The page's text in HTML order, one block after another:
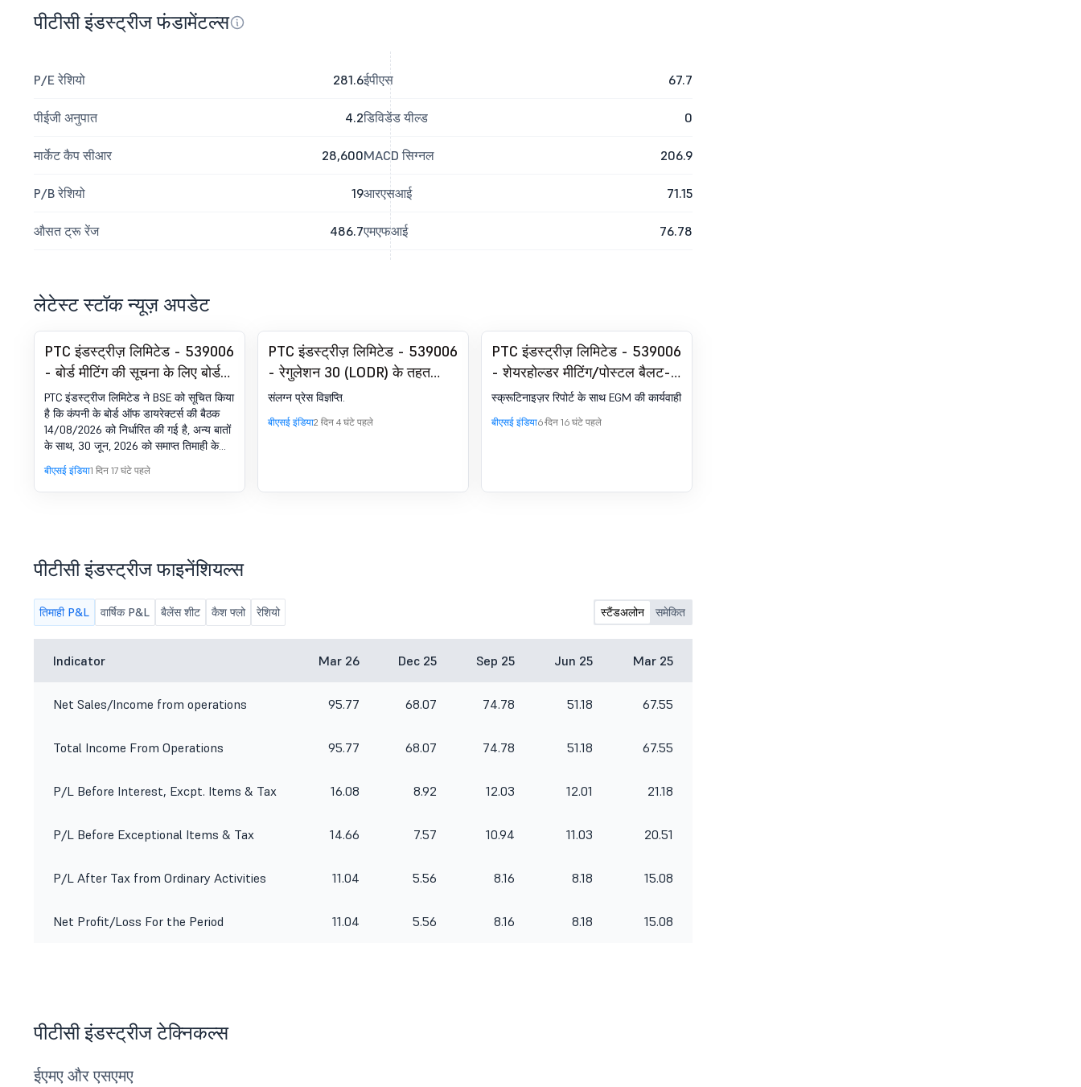
पीटीसी इंडस्ट्रीज फंडामेंटल्स
P/E रेशियो 281.6
पीईजी अनुपात 4.2
मार्केट कैप सीआर 28,600
P/B रेशियो 19
औसत ट्रू रेंज 486.7
ईपीएस 67.7
डिविडेंड यील्ड 0
MACD सिग्नल 206.9
आरएसआई 71.15
एमएफआई 76.78
लेटेस्ट स्टॉक न्यूज़ अपडेट
PTC इंडस्ट्रीज़ लिमिटेड - 539006
- बोर्ड मीटिंग की सूचना के लिए बोर्ड
मीटिंग की सूचना
PTC इंडस्ट्रीज लिमिटेड ने BSE को सूचित किया
है कि कंपनी के बोर्ड ऑफ डायरेक्टर्स की बैठक
14/08/2026 को निर्धारित की गई है, अन्य बातों
के साथ, 30 जून, 2026 को समाप्त तिमाही के
लिए अनऑडिटेड फाइनेंशियल परिणामों
(स्टैंडअलोन और कंसोलिडेटेड दोनों) पर विचार
करने और अप्रूव करने के लिए
बीएसई इंडिया1 दिन 17 घंटे पहले
PTC इंडस्ट्रीज़ लिमिटेड - 539006
- रेगुलेशन 30 (LODR) के तहत
घोषणा -प्रेस रिलीज़/मीडिया रिलीज़
संलग्न प्रेस विज्ञप्ति.
बीएसई इंडिया2 दिन 4 घंटे पहले
PTC इंडस्ट्रीज़ लिमिटेड - 539006
- शेयरहोल्डर मीटिंग/पोस्टल बैलट-
स्क्रुटिनाइज़र की रिपोर्ट
स्क्रूटिनाइज़र रिपोर्ट के साथ EGM की कार्यवाही
बीएसई इंडिया6 दिन 16 घंटे पहले
पीटीसी इंडस्ट्रीज फाइनेंशियल्स
तिमाही P&L वार्षिक P&L बैलेंस शीट कैश फ्लो रेशियो स्टैंडअलोन समेकित
Indicator Mar 26 Dec 25 Sep 25 Jun 25 Mar 25
Net Sales/Income from operations 95.77 68.07 74.78 51.18 67.55
Total Income From Operations 95.77 68.07 74.78 51.18 67.55
P/L Before Interest, Excpt. Items & Tax 16.08 8.92 12.03 12.01 21.18
P/L Before Exceptional Items & Tax 14.66 7.57 10.94 11.03 20.51
P/L After Tax from Ordinary Activities 11.04 5.56 8.16 8.18 15.08
Net Profit/Loss For the Period 11.04 5.56 8.16 8.18 15.08
पीटीसी इंडस्ट्रीज टेक्निकल्स
ईएमए और एसएमए